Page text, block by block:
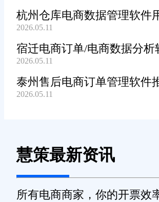
杭州仓库电商数据管理软件
2026.05.11
宿迁电商订单/电商数据分析
2026.05.11
泰州售后电商订单管理软件
2026.05.11
慧策最新资讯
所有电商商家，你的开票效